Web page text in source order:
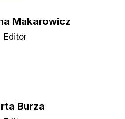
Makarowicz
Editor
Burza